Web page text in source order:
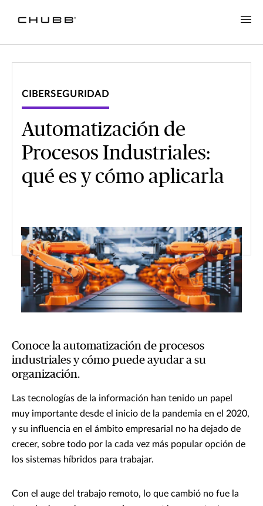
CIBERSEGURIDAD
Automatización de
Procesos Industriales:
qué es y cómo aplicarla
Conoce la automatización de procesos
industriales y cómo puede ayudar a su
organización.
Las tecnologías de la información han tenido un papel
muy importante desde el inicio de la pandemia en el 2020,
y su influencia en el ámbito empresarial no ha dejado de
crecer, sobre todo por la cada vez más popular opción de
los sistemas híbridos para trabajar.
Con el auge del trabajo remoto, lo que cambió no fue la